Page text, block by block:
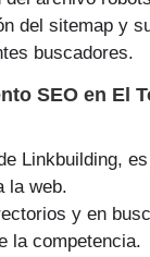
del sitemap y
buscadores.
SEO en El
Linkbuilding,
la web.
y en
la competencia.